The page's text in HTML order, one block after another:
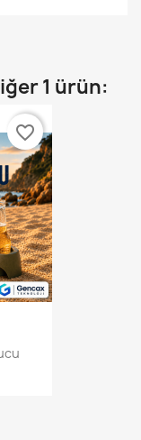
1 ürün:
favorite_border